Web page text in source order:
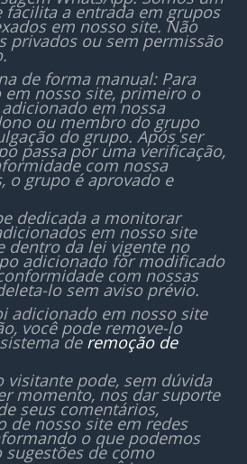
a entrada em grupos
em nosso site. Não
privados ou sem permissão
de forma manual: Para
nosso site, primeiro o
em nossa
ou membro do grupo
do grupo. Após ser
passa por uma verificação,
com nossa
o grupo é aprovado e
dedicada a monitorar
em nosso site
dentro da lei vigente no
adicionado for modificado
com nossas
lo sem aviso prévio.
adicionado em nosso site
você pode remove-lo
de remoção de
visitante pode, sem dúvida
momento, nos dar suporte
seus comentários,
de nosso site em redes
o que podemos
de como